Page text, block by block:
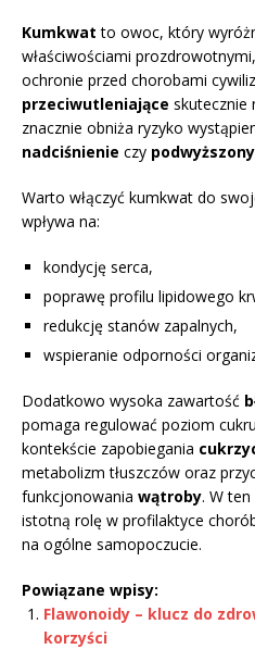
Kumkwat to owoc, który
właściwościami
ochronie przed chorobami
przeciwutleniające skutecznie
znacznie obniża ryzyko
nadciśnienie czy
Warto włączyć kumkwat do
wpływa na:
kondycję serca,
poprawę profilu lipidowego
redukcję stanów zapalnych,
wspieranie odporności
Dodatkowo wysoka zawartość
pomaga regulować poziom
kontekście zapobiegania
metabolizm tłuszczów oraz
funkcjonowania wątroby. W
istotną rolę w profilaktyce
na ogólne samopoczucie.
Powiązane wpisy:
Flawonoidy – klucz do
korzyści